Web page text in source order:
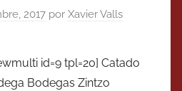
2017 por Xavier Valls
id=9 tpl=20] Catado
Bodegas Zintzo